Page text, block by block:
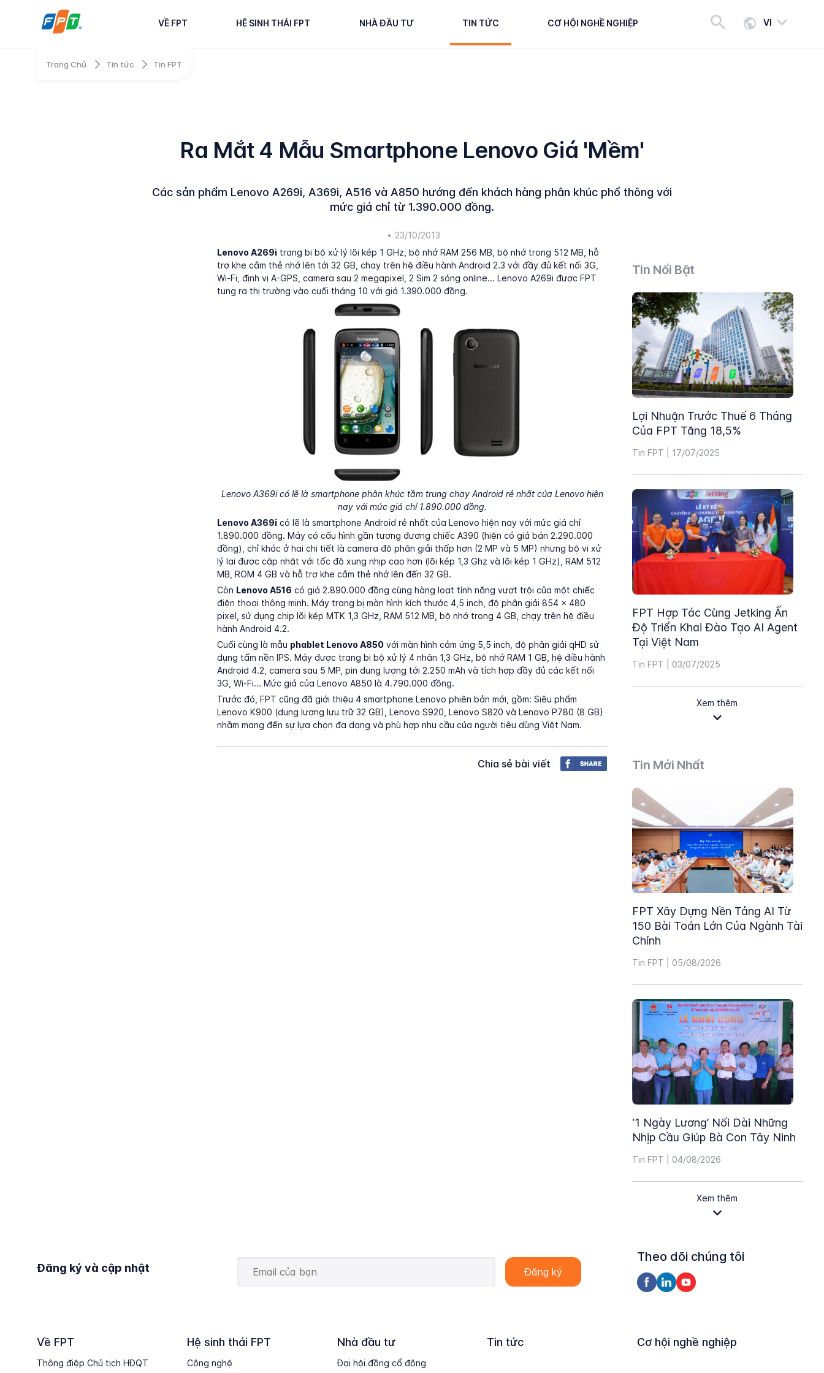
VỀ FPT HỆ SINH THÁI FPT NHÀ ĐẦU TƯ TIN TỨC CƠ HỘI NGHỀ NGHIỆP VI
Trang Chủ Tin tức Tin FPT
Ra Mắt 4 Mẫu Smartphone Lenovo Giá 'mềm'
Các sản phẩm Lenovo A269i, A369i, A516 và A850 hướng đến khách hàng phân khúc phổ thông với
mức giá chỉ từ 1.390.000 đồng.
• 23/10/2013
Lenovo A269itrang bị bộ xử lý lõi kép 1 GHz, bộ nhớ RAM 256 MB, bộ nhớ trong 512 MB, hỗ
trợ khe cắm thẻ nhớ lên tới 32 GB, chạy trên hệ điều hành Android 2.3 với đầy đủ kết nối 3G,
Wi-Fi, định vị A-GPS, camera sau 2 megapixel, 2 Sim 2 sóng online... Lenovo A269i được FPT
tung ra thị trường vào cuối tháng 10 với giá 1.390.000 đồng.
Lenovo A369i có lẽ là smartphone phân khúc tầm trung chạy Android rẻ nhất của Lenovo hiện
nay với mức giá chỉ 1.890.000 đồng.
Lenovo A369icó lẽ là smartphone Android rẻ nhất của Lenovo hiện nay với mức giá chỉ
1.890.000 đồng. Máy có cấu hình gần tương đương chiếc A390 (hiện có giá bán 2.290.000
đồng), chỉ khác ở hai chi tiết là camera độ phân giải thấp hơn (2 MP và 5 MP) nhưng bộ vi xử
lý lại được cập nhật với tốc độ xung nhịp cao hơn (lõi kép 1,3 Ghz và lõi kép 1 GHz), RAM 512
MB, ROM 4 GB và hỗ trợ khe cắm thẻ nhớ lên đến 32 GB.
Còn Lenovo A516 có giá 2.890.000 đồng cùng hàng loạt tính năng vượt trội của một chiếc
điện thoại thông minh. Máy trang bị màn hình kích thước 4,5 inch, độ phân giải 854 x 480
pixel, sử dụng chip lõi kép MTK 1,3 GHz, RAM 512 MB, bộ nhớ trong 4 GB, chạy trên hệ điều
hành Android 4.2.
Cuối cùng là mẫu phablet Lenovo A850với màn hình cảm ứng 5,5 inch, độ phân giải qHD sử
dụng tấm nền IPS. Máy được trang bị bộ xử lý 4 nhân 1,3 GHz, bộ nhớ RAM 1 GB, hệ điều hành
Android 4.2, camera sau 5 MP, pin dung lượng tới 2.250 mAh và tích hợp đầy đủ các kết nối
3G, Wi-Fi... Mức giá của Lenovo A850 là 4.790.000 đồng.
Trước đó, FPT cũng đã giới thiệu 4 smartphone Lenovo phiên bản mới, gồm: Siêu phẩm
Lenovo K900 (dung lượng lưu trữ 32 GB), Lenovo S920, Lenovo S820 và Lenovo P780 (8 GB)
nhằm mang đến sự lựa chọn đa dạng và phù hợp nhu cầu của người tiêu dùng Việt Nam.
Chia sẻ bài viết
Tin Nổi Bật
Lợi Nhuận Trước Thuế 6 Tháng
Của FPT Tăng 18,5%
Tin FPT | 17/07/2025
FPT Hợp Tác Cùng Jetking Ấn
Độ Triển Khai Đào Tạo AI Agent
Tại Việt Nam
Tin FPT | 03/07/2025
Xem thêm
Tin Mới Nhất
FPT Xây Dựng Nền Tảng AI Từ
150 Bài Toán Lớn Của Ngành Tài
Chính
Tin FPT | 05/08/2026
‘1 Ngày Lương’ Nối Dài Những
Nhịp Cầu Giúp Bà Con Tây Ninh
Tin FPT | 04/08/2026
Xem thêm
Đăng ký và cập nhật
Theo dõi chúng tôi
Về FPT
Thông điệp Chủ tịch HĐQT
Hệ sinh thái FPT
Công nghệ
Nhà đầu tư
Đại hội đồng cổ đông
Tin tức Cơ hội nghề nghiệp